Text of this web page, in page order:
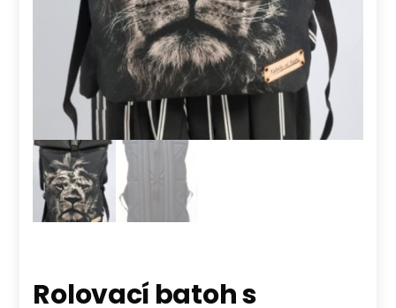
Rolovací batoh s